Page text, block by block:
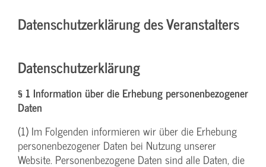
Datenschutzerklärung des Veranstalters
Datenschutzerklärung
§ 1 Information über die Erhebung personenbezogener
Daten
(1) Im Folgenden informieren wir über die Erhebung
personenbezogener Daten bei Nutzung unserer
Website. Personenbezogene Daten sind alle Daten, die